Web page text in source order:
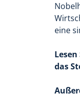
eine
das